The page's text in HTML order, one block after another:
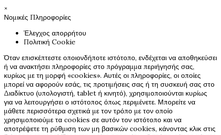
×
Νομικές Πληροφορίες
Έλεγχος απορρήτου
Πολιτική Cookie
Όταν επισκέπτεστε οποιονδήποτε ιστότοπο, ενδέχεται να αποθηκεύσει
ή να ανακτήσει πληροφορίες στο πρόγραμμα περιήγησής σας,
κυρίως με τη μορφή «cookies». Αυτές οι πληροφορίες, οι οποίες
μπορεί να αφορούν εσάς, τις προτιμήσεις σας ή τη συσκευή σας στο
Διαδίκτυο (υπολογιστή, tablet ή κινητό), χρησιμοποιούνται κυρίως
για να λειτουργήσει ο ιστότοπος όπως περιμένετε. Μπορείτε να
μάθετε περισσότερα σχετικά με τον τρόπο με τον οποίο
χρησιμοποιούμε τα cookies σε αυτόν τον ιστότοπο και να
αποτρέψετε τη ρύθμιση των μη βασικών cookies, κάνοντας κλικ στις